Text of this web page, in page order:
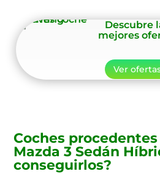
Descubre
mejores
Ver
Coches
Mazda 3 Sedán
conseguirlos?